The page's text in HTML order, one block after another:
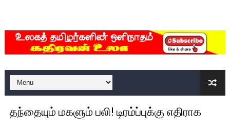
குண்டை தூக்கிப்போட்ட ஆய்வு…. இந்தியாவின் “கோவிஷீல்டு”
யாழில் தமிழின தலைவர் பிரபாகரனின் பிறந்தநாளை
ஏர்போர்ட்டில் உதைத்த நபர் யார், என்ன நடந்தது?: உண்மையை
சீனா இலங்கையிடம் 8 மில்லியன் அமெரிக்க டொலர் நட்டஈடு
01/11/2021 Scotland ல் நடைபெறும் கண்டனப்
தந்தையும் மகளும் பலி! டிரம்ப்புக்கு எதிராக